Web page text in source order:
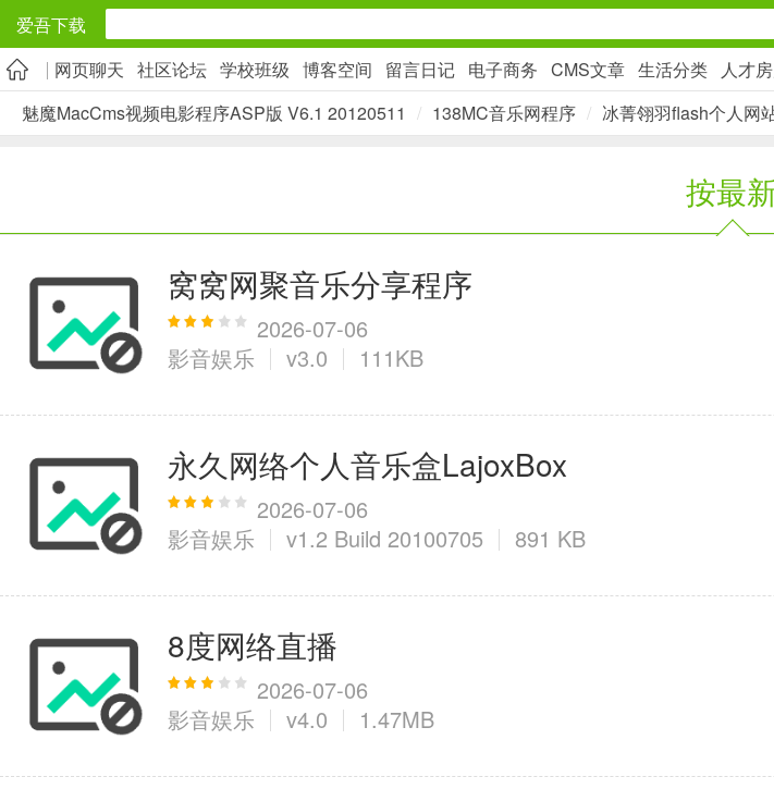
爱吾下载
安卓应用
旅游出行
社交通
2千+款
实用工具
2万+款应用
资讯阅读
1万+款应用
学习办
医疗健康
6千+款应用
2百+款
图像拍照
9百+款应用
网页聊天 社区论坛 学校班级 博客空间 留言日记 电子商务 CMS文章 生活分类 人才
魅魔MacCms视频电影程序ASP版 V6.1 20120511 / 138MC音乐网程序 / 冰菁翎羽flash个人网
按最
窝窝网聚音乐分享程序
2026-07-06
影音娱乐
v3.0 111KB
永久网络个人音乐盒LajoxBox
2026-07-06
影音娱乐
v1.2 Build 20100705 891 KB
8度网络直播
2026-07-06
影音娱乐
v4.0 1.47MB